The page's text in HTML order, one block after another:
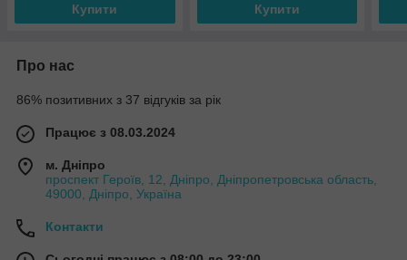
Купити Купити
Про нас
86% позитивних з 37 відгуків за рік
Працює з 08.03.2024
м. Дніпро
проспект Героїв, 12, Дніпро, Дніпропетровська область,
49000, Дніпро, Україна
Контакти